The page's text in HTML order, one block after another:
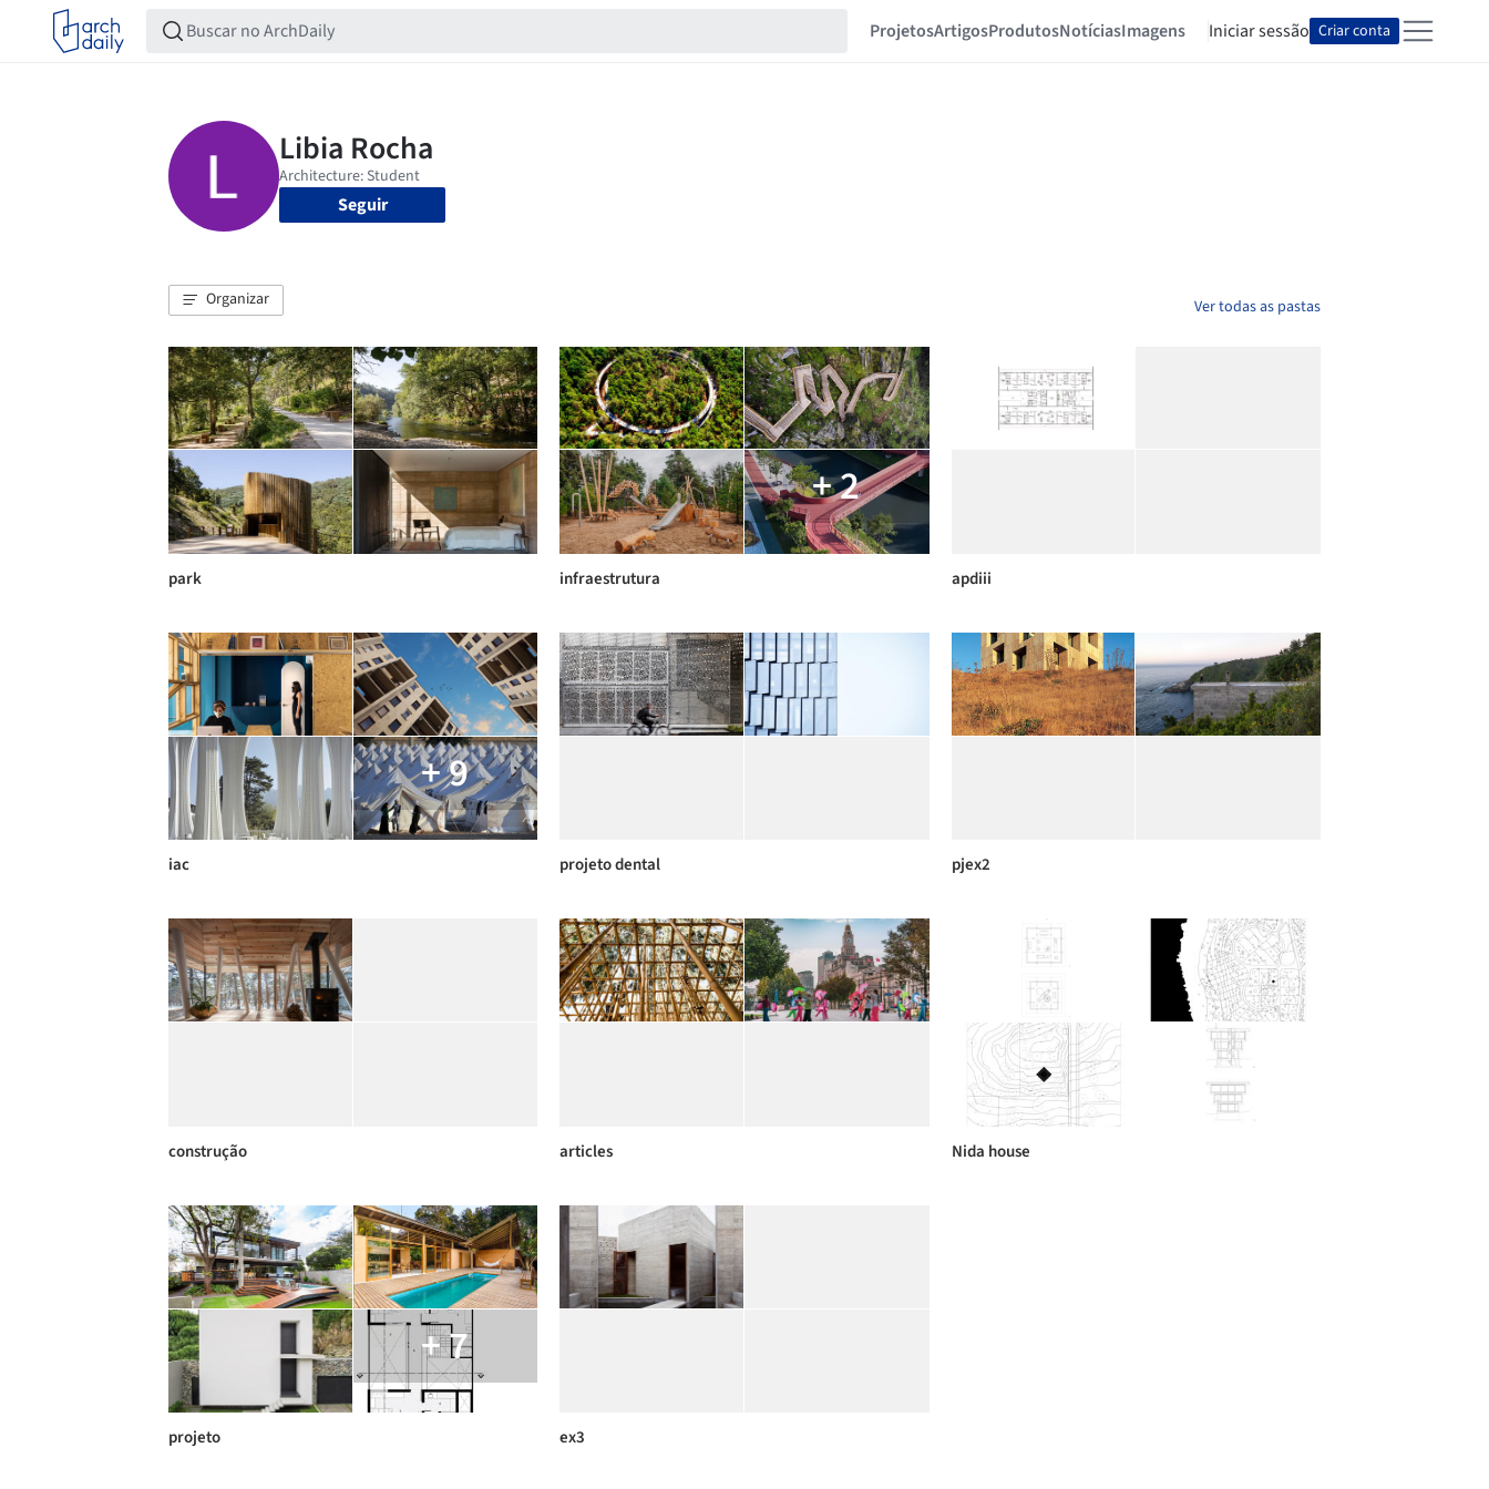
ProjetosArtigosProdutosNotíciasImagens Iniciar sessão Criar conta
Seguir
Organizar Ver todas as pastas
park
+ 2
infraestrutura apdiii
+ 9
iac projeto dental pjex2
construção articles Nida house
+ 7
projeto ex3